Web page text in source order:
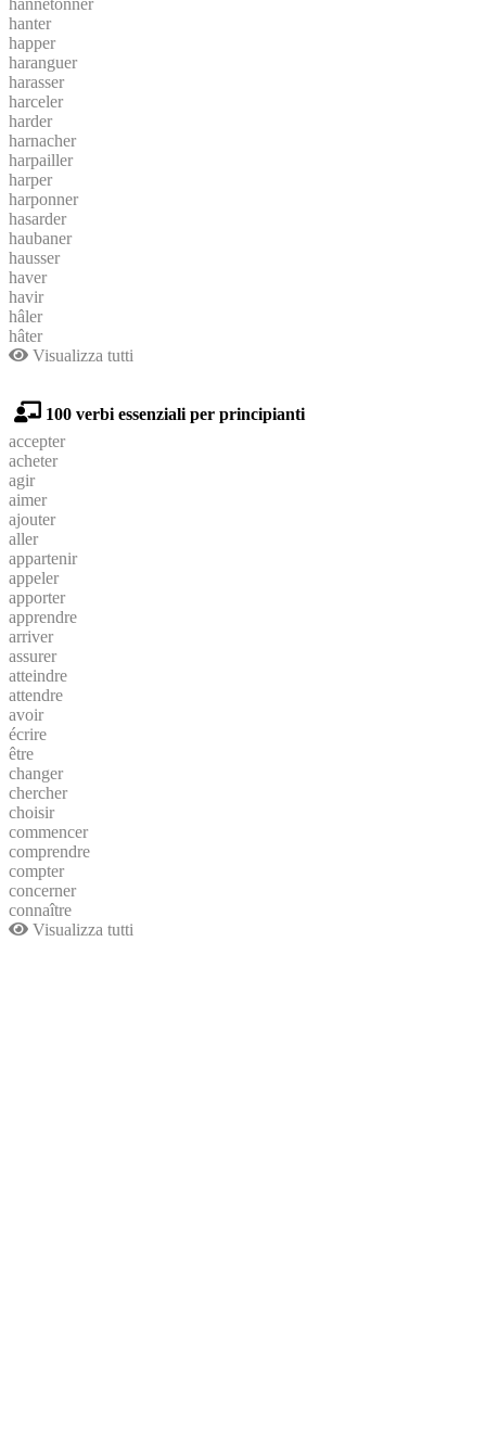
hanter
happer
haranguer
harasser
harceler
harder
harnacher
harpailler
harper
harponner
hasarder
haubaner
hausser
haver
havir
hâler
hâter
Visualizza tutti
100 verbi essenziali per principianti
accepter
acheter
agir
aimer
ajouter
aller
appartenir
appeler
apporter
apprendre
arriver
assurer
atteindre
attendre
avoir
écrire
être
changer
chercher
choisir
commencer
comprendre
compter
concerner
connaître
Visualizza tutti